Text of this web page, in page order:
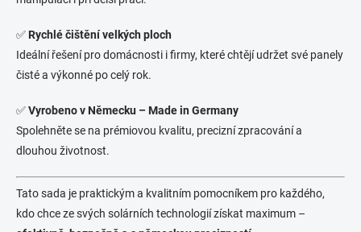
✅Rychlé čištění velkých ploch
Ideální řešení pro domácnosti i firmy, které chtějí udržet své panely
čisté a výkonné po celý rok.
✅Vyrobeno v Německu – Made in Germany
Spolehněte se na prémiovou kvalitu, precizní zpracování a
dlouhou životnost.
Tato sada je praktickým a kvalitním pomocníkem pro každého,
kdo chce ze svých solárních technologií získat maximum –